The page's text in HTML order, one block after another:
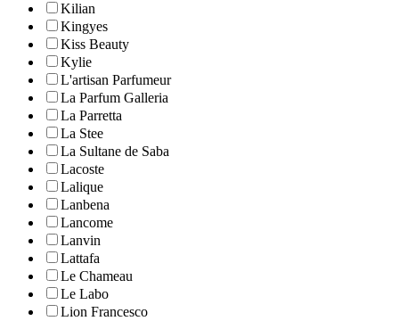
Kilian
Kingyes
Kiss Beauty
Kylie
L'artisan Parfumeur
La Parfum Galleria
La Parretta
La Stee
La Sultane de Saba
Lacoste
Lalique
Lanbena
Lancome
Lanvin
Lattafa
Le Chameau
Le Labo
Lion Francesco